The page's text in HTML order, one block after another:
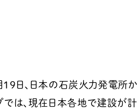
19日、日本の石炭火力発電所
では、現在日本各地で建設